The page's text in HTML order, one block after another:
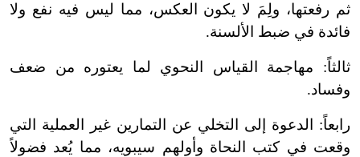
ثم رفعتها، ولِمَ لا يكون العكس، مما ليس فيه نفع ولا
فائدة في ضبط الألسنة.
ثالثاً: مهاجمة القياس النحوي لما يعتوره من ضعف
وفساد.
رابعاً: الدعوة إلى التخلي عن التمارين غير العملية التي
وقعت في كتب النحاة وأولهم سيبويه، مما يُعد فضولاً